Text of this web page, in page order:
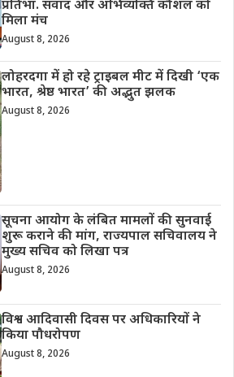
प्रतिभा. संवाद और अभिव्यक्ति कौशल को
मिला मंच
August 8, 2026
लोहरदगा में हो रहे ट्राइबल मीट में दिखी ‘एक
भारत, श्रेष्ठ भारत’ की अद्भुत झलक
August 8, 2026
सूचना आयोग के लंबित मामलों की सुनवाई
शुरू कराने की मांग, राज्यपाल सचिवालय ने
मुख्य सचिव को लिखा पत्र
August 8, 2026
विश्व आदिवासी दिवस पर अधिकारियों ने
किया पौधरोपण
August 8, 2026